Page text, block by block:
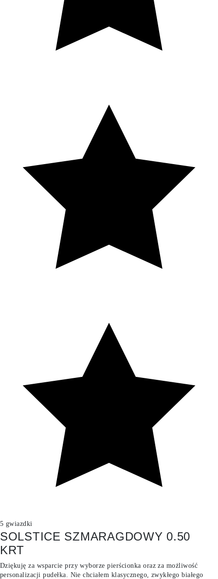
5 gwiazdki
SOLSTICE SZMARAGDOWY 0.50
KRT
Dziękuję za wsparcie przy wyborze pierścionka oraz za możliwość
personalizacji pudełka. Nie chciałem klasycznego, zwykłego białego